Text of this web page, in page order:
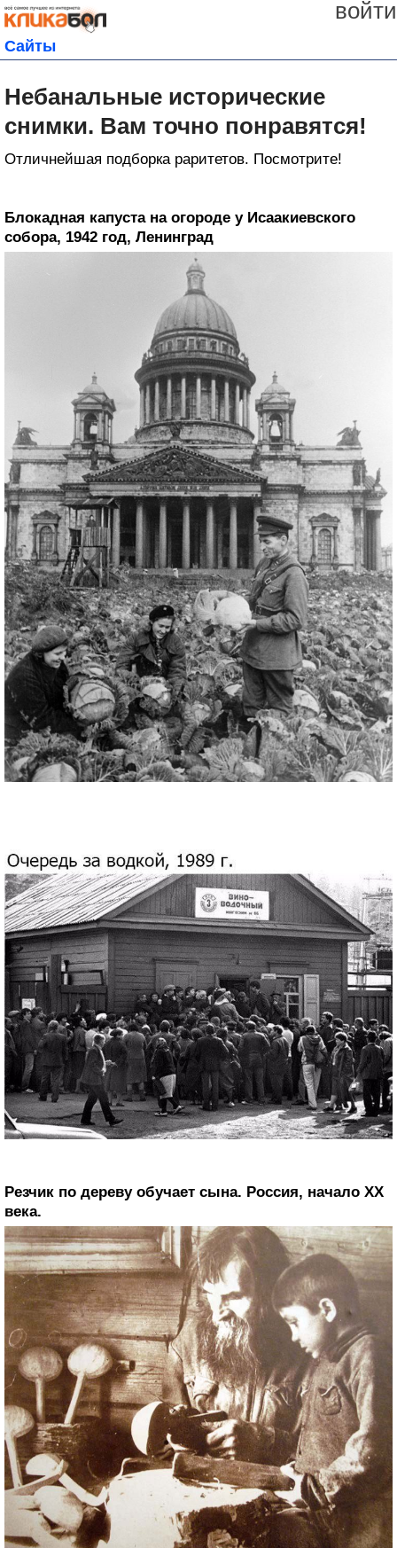
войти
Сайты
Небанальные исторические
снимки. Вам точно понравятся!
Отличнейшая подборка раритетов. Посмотрите!
Блокадная капуста на огороде у Исаакиевского
собора, 1942 год, Ленинград
Резчик по дереву обучает сына. Россия, начало XX
века.